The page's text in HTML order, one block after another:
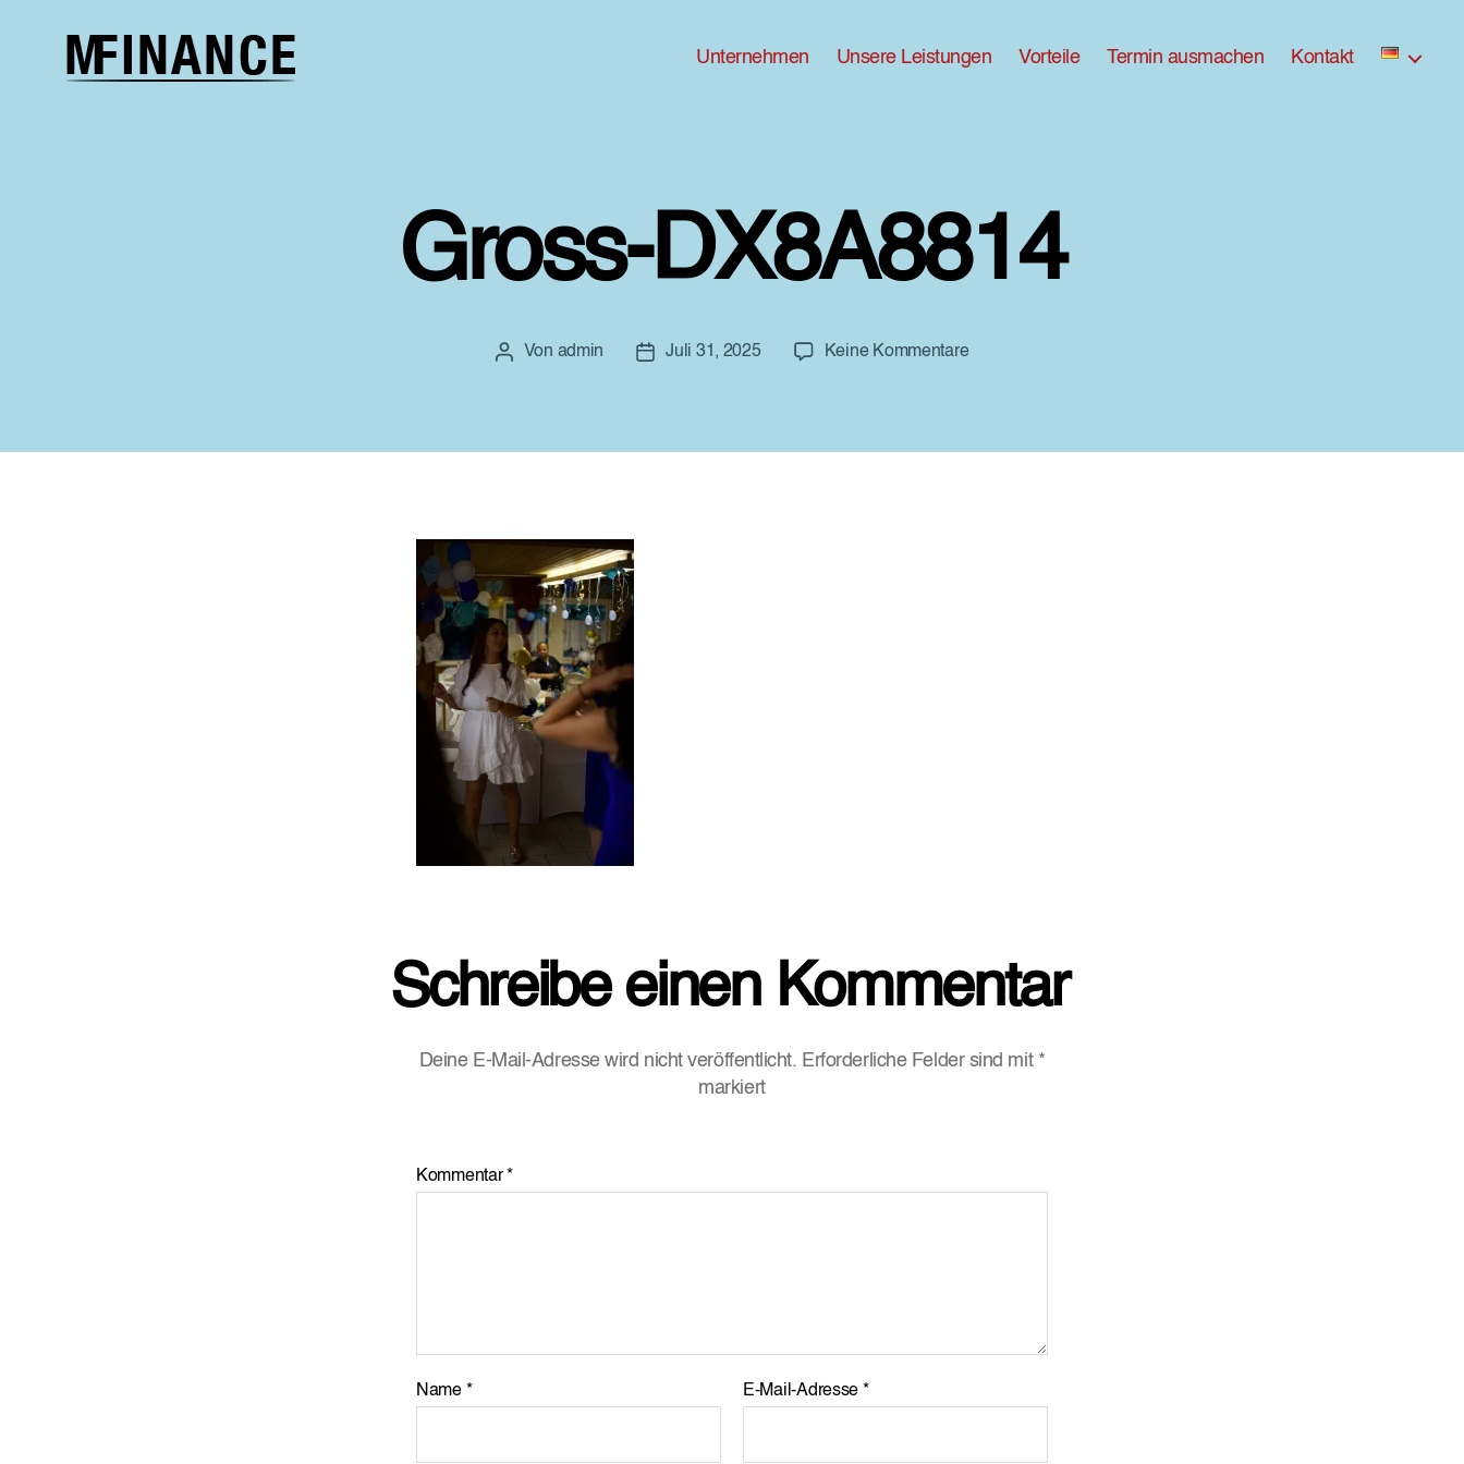
Unternehmen Unsere Leistungen Vorteile Termin ausmachen Kontakt
Gross-DX8A8814
Beitragsautor
Von admin Beitragsdatum
Juli 31, 2025 Keine Kommentarezu
Schreibe einen Kommentar
Deine E-Mail-Adresse wird nicht veröffentlicht. Erforderliche Felder sind mit *
markiert
Kommentar*
Name * E-Mail-Adresse *